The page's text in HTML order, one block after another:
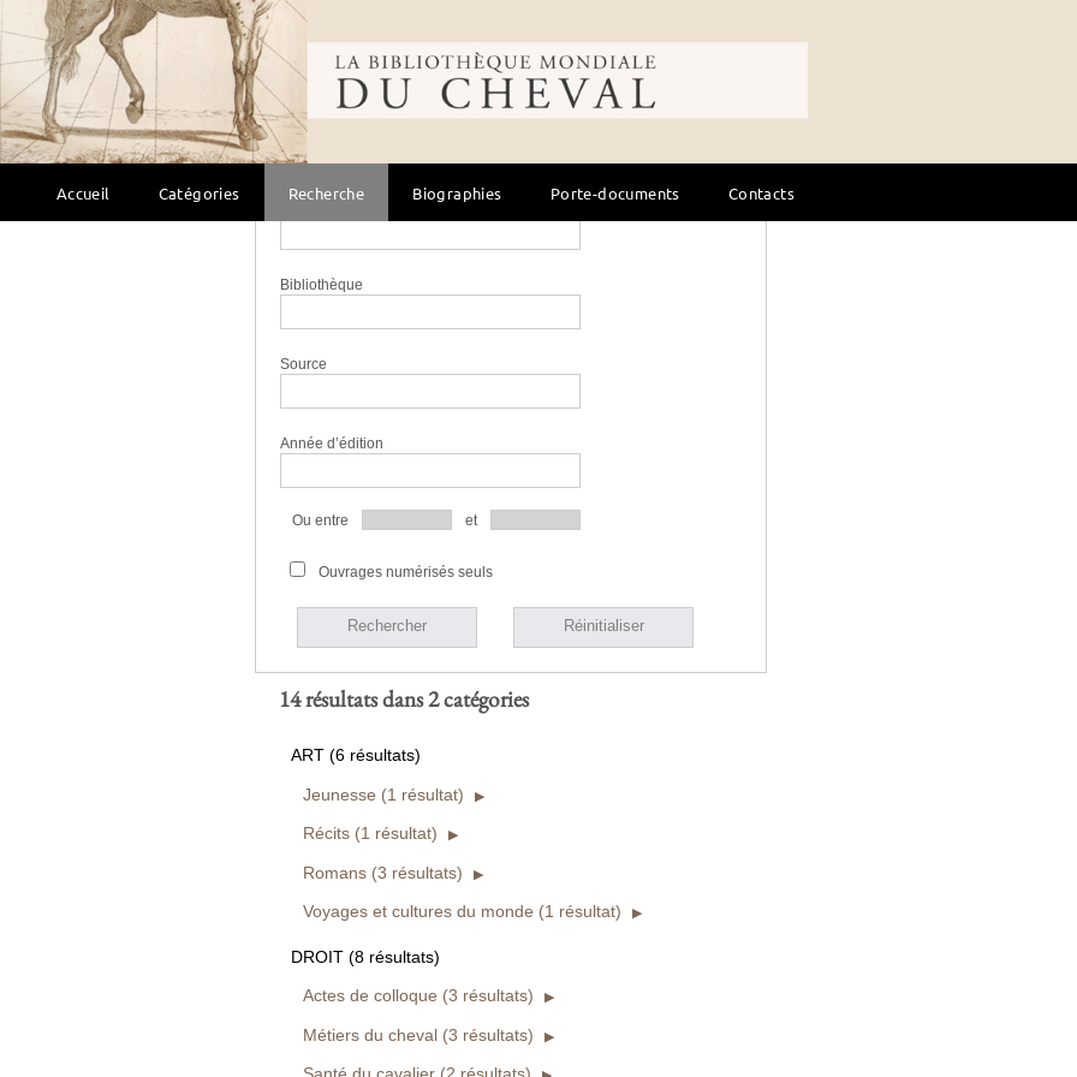
Bibliothèque mondiale du cheval
Accueil Catégories Recherche Biographies Porte-documents Contacts
Collection
Lieu
Langue
Bibliothèque
Source
Année d’édition
Ou entre et
Ouvrages numérisés seuls
Rechercher Réinitialiser
14 résultats dans 2 catégories
ART (6 résultats)
Jeunesse (1 résultat)
Récits (1 résultat)
Romans (3 résultats)
Voyages et cultures du monde (1 résultat)
DROIT (8 résultats)
Actes de colloque (3 résultats)
Métiers du cheval (3 résultats)